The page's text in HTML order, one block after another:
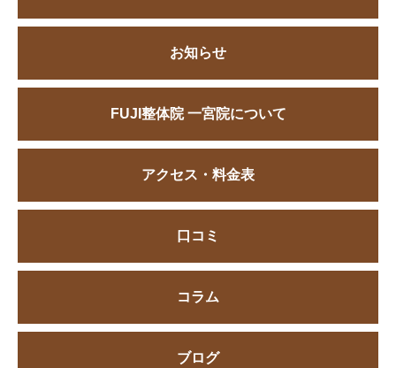
お知らせ
FUJI整体院 一宮院について
アクセス・料金表
口コミ
コラム
ブログ